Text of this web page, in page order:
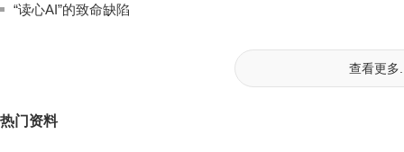
“读心AI”的致命缺陷
查看更多
热门资料